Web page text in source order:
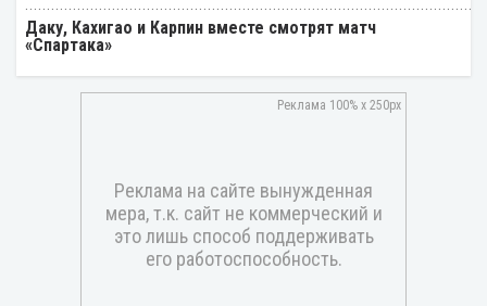
Даку, Кахигао и Карпин вместе смотрят матч
«Спартака»